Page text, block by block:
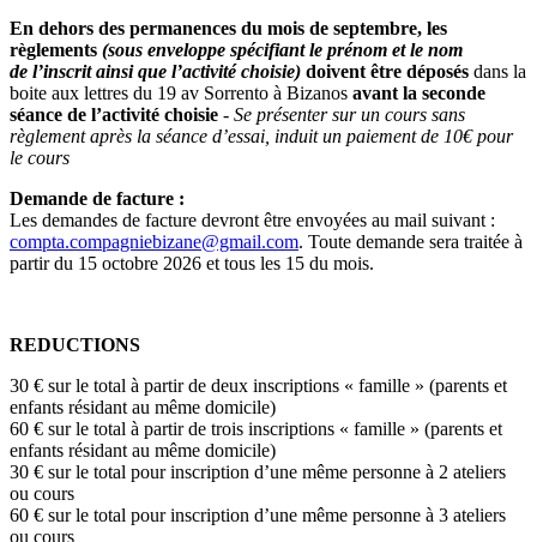
En dehors des permanences du mois de septembre, les
règlements (sous enveloppe spécifiant le prénom et le nom
de l’inscrit ainsi que l’activité choisie) doivent être déposés dans la
boite aux lettres du 19 av Sorrento à Bizanos avant la seconde
séance de l’activité choisie - Se présenter sur un cours sans
règlement après la séance d’essai, induit un paiement de 10€ pour
le cours
Demande de facture :
Les demandes de facture devront être envoyées au mail suivant :
compta.compagniebizane@gmail.com. Toute demande sera traitée à
partir du 15 octobre 2026 et tous les 15 du mois.
REDUCTIONS
30 € sur le total à partir de deux inscriptions « famille » (parents et
enfants résidant au même domicile)
60 € sur le total à partir de trois inscriptions « famille » (parents et
enfants résidant au même domicile)
30 € sur le total pour inscription d’une même personne à 2 ateliers
ou cours
60 € sur le total pour inscription d’une même personne à 3 ateliers
ou cours